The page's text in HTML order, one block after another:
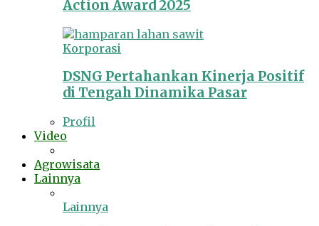
Action Award 2025
Korporasi
DSNG Pertahankan Kinerja Positif
di Tengah Dinamika Pasar
Profil
Video
Agrowisata
Lainnya
Lainnya